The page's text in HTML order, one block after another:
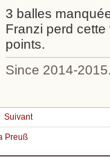
3 balles
Franzi perd
points.
Since 2014-
Suivant
Preuß